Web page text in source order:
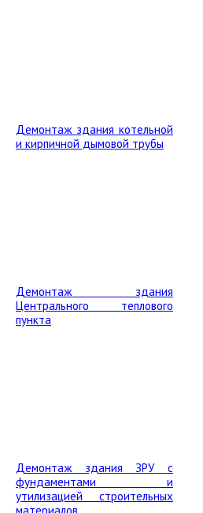
Демонтаж здания котельной
и кирпичной дымовой трубы
Демонтаж здания
Центрального теплового
пункта
Демонтаж здания ЗРУ с
фундаментами и
утилизацией строительных